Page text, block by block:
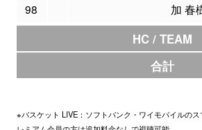
98
加 春
HC / TEAM
合計
※バスケット LIVE：ソフトバンク・ワイモバイルの